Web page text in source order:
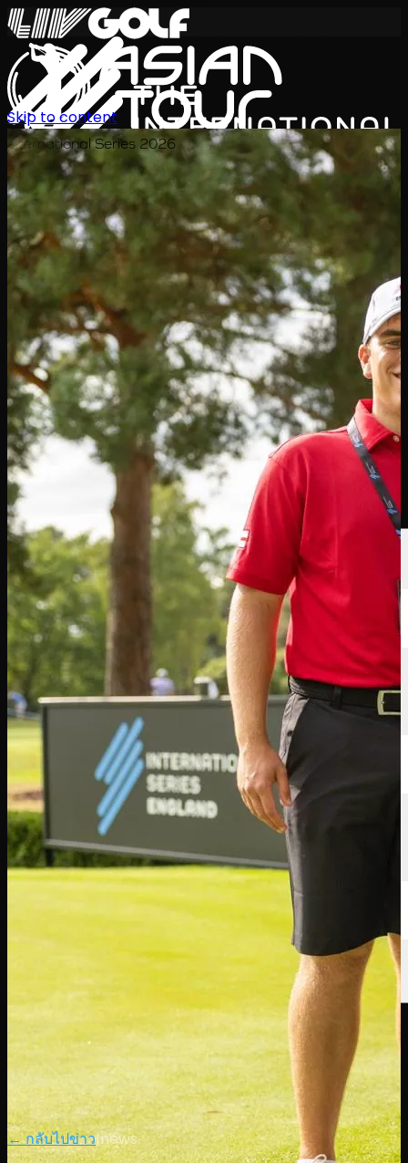
International Series 2026
TH
ตารางการแข่งขัน
นักกอล์ฟ
อันดับข่าวสาร รับชมเกี่ยวกับ
เข้าสู่ระบบ
Skip to content
← กลับไปข่าว|news